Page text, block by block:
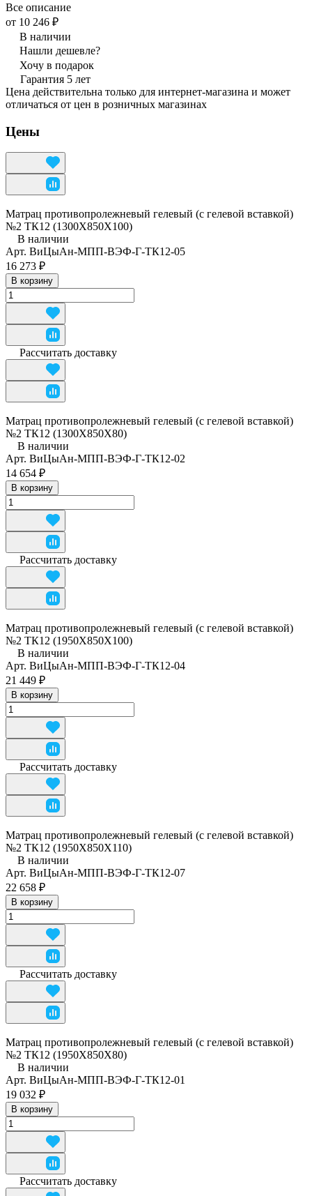
Все описание
от 10 246 ₽
В наличии
Нашли дешевле?
Хочу в подарок
Гарантия 5 лет
Цена действительна только для интернет-магазина и может
отличаться от цен в розничных магазинах
Цены
Матрац противопролежневый гелевый (с гелевой вставкой)
№2 ТК12 (1300Х850Х100)
В наличии
Арт. ВиЦыАн-МПП-ВЭФ-Г-ТК12-05
16 273 ₽
В корзину
Рассчитать доставку
Матрац противопролежневый гелевый (с гелевой вставкой)
№2 ТК12 (1300Х850Х80)
В наличии
Арт. ВиЦыАн-МПП-ВЭФ-Г-ТК12-02
14 654 ₽
В корзину
Рассчитать доставку
Матрац противопролежневый гелевый (с гелевой вставкой)
№2 ТК12 (1950Х850Х100)
В наличии
Арт. ВиЦыАн-МПП-ВЭФ-Г-ТК12-04
21 449 ₽
В корзину
Рассчитать доставку
Матрац противопролежневый гелевый (с гелевой вставкой)
№2 ТК12 (1950Х850Х110)
В наличии
Арт. ВиЦыАн-МПП-ВЭФ-Г-ТК12-07
22 658 ₽
В корзину
Рассчитать доставку
Матрац противопролежневый гелевый (с гелевой вставкой)
№2 ТК12 (1950Х850Х80)
В наличии
Арт. ВиЦыАн-МПП-ВЭФ-Г-ТК12-01
19 032 ₽
В корзину
Рассчитать доставку